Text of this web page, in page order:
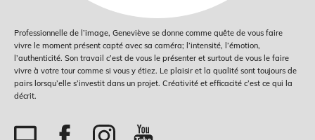
Professionnelle de l’image, Geneviève se donne comme quête de vous faire
vivre le moment présent capté avec sa caméra; l’intensité, l’émotion,
l’authenticité. Son travail c’est de vous le présenter et surtout de vous le faire
vivre à votre tour comme si vous y étiez. Le plaisir et la qualité sont toujours de
pairs lorsqu’elle s’investit dans un projet. Créativité et efficacité c’est ce qui la
décrit.